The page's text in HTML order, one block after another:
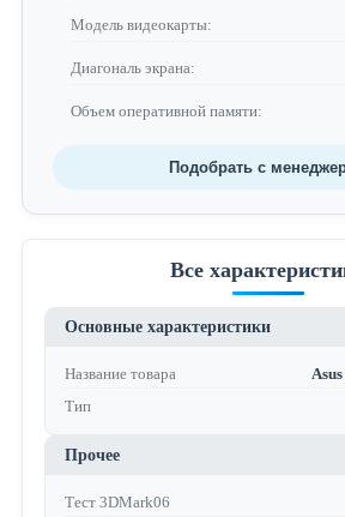
Модель видеокарты:
Диагональ экрана:
Объем оперативной памяти:
Подобрать с
Все
Основные характеристики
Название товара
Тип
Прочее
Тест 3DMark06